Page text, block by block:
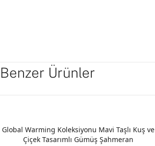
Benzer Ürünler
Global Warming Koleksiyonu Mavi Taşlı Kuş ve
Çiçek Tasarımlı Gümüş Şahmeran